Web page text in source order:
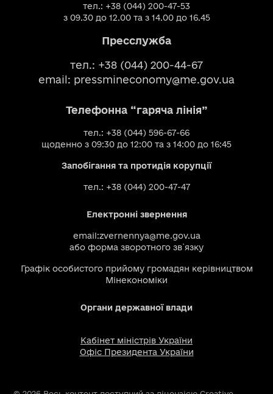
тел.: +38 (044) 200-47-53
з 09.30 до 12.00 та з 14.00 до 16.45
Пресслужба
тел.: +38 (044) 200-44-67
email: pressmineconomy@me.gov.ua
Телефонна “гаряча лінія”
тел.: +38 (044) 596-67-66
щоденно з 09:30 до 12:00 та з 14:00 до 16:45
Запобігання та протидія корупції
тел.: +38 (044) 200-47-47
Електронні звернення
email:zvernennya@me.gov.ua
або форма зворотного зв`язку
Графік особистого прийому громадян керівництвом
Мінекономіки
Органи державної влади
Кабінет міністрів України
Офіс Президента України